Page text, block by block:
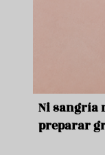
Ni sangría
preparar